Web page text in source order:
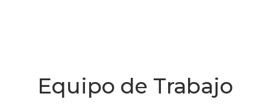
Equipo de Trabajo